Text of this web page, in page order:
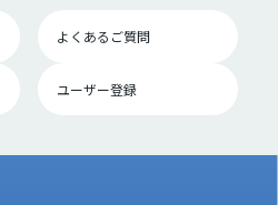
よくあるご質問
ユーザー登録